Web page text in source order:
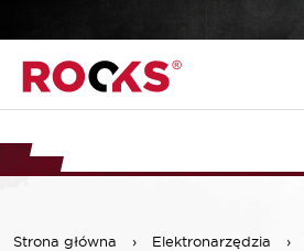
Strona główna › Elektronarzędzia ›